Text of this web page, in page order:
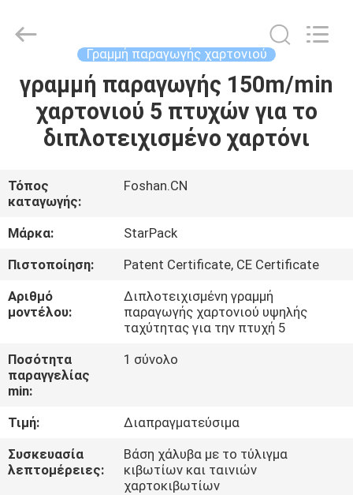
ΣΠΊΤΙ
ΠΡΟΪΌΝΤΑ
ΒΊΝΤΕΟ
ΠΕΡΊΠΟΥ
ΕΜΕΊΣ
ΓΎΡΟΣ
ΕΡΓΟΣΤΑΣΊΩΝ
ΠΟΙΟΤΙΚΌΣ
ΈΛΕΓΧΟΣ
ΜΑΣ
Γραμμή παραγωγής χαρτονιού
γραμμή παραγωγής 150m/min
χαρτονιού 5 πτυχών για το
διπλοτειχισμένο χαρτόνι
Τόπος
καταγωγής:
Foshan.CN
Μάρκα:
StarPack
Πιστοποίηση:
Patent Certificate, CE Certificate
Αριθμό
μοντέλου:
Διπλοτειχισμένη γραμμή
παραγωγής χαρτονιού υψηλής
ταχύτητας για την πτυχή 5
Ποσότητα
παραγγελίας
min:
1 σύνολο
Τιμή:
Διαπραγματεύσιμα
Συσκευασία
λεπτομέρειες:
Βάση χάλυβα με το τύλιγμα
κιβωτίων και ταινιών
χαρτοκιβωτίων